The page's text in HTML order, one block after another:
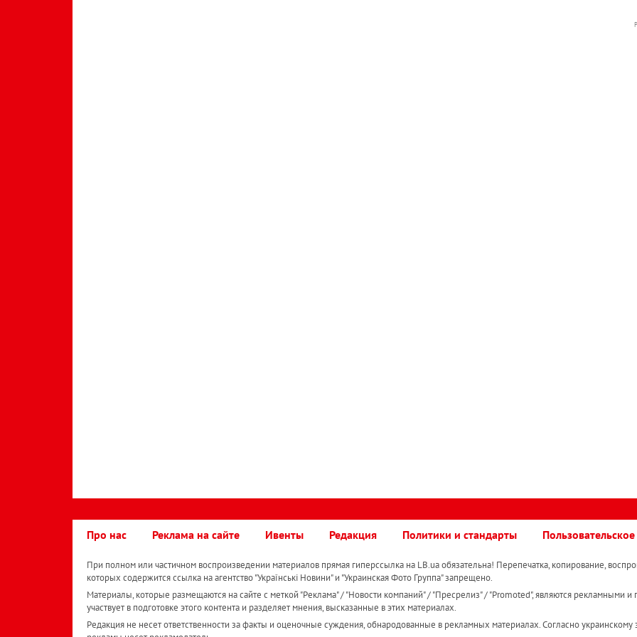
Про нас Реклама на сайте Ивенты Редакция Политики и стандарты
При полном или частичном воспроизведении материалов прямая гиперссылка на LB.ua обязательна! Перепечатка, копирование,
которых содержится ссылка на агентство "Українськi Новини" и "Украинская Фото Группа" запрещено.
Материалы, которые размещаются на сайте с меткой "Реклама" / "Новости компаний" / "Пресрелиз" / "Promoted", являются рекламными и
участвует в подготовке этого контента и разделяет мнения, высказанные в этих материалах.
Редакция не несет ответственности за факты и оценочные суждения, обнародованные в рекламных материалах. Согласно украинскому